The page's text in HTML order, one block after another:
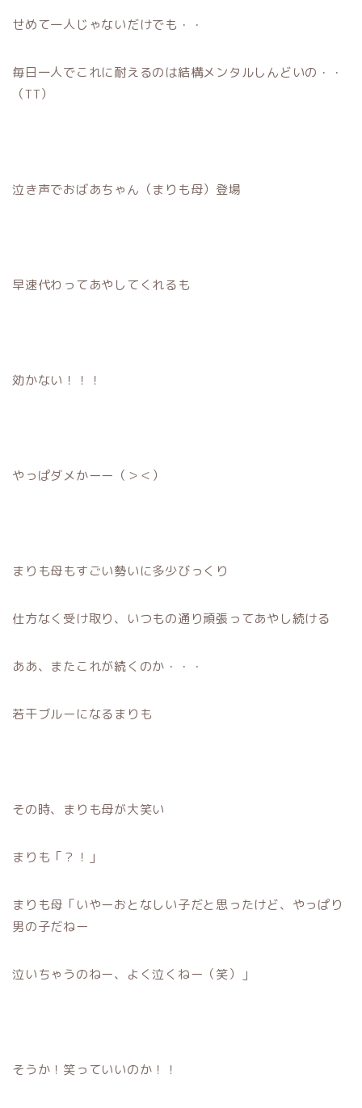
せめて一人じゃないだけでも・・
毎日一人でこれに耐えるのは結構メンタルしんどいの・・
（TT）
泣き声でおばあちゃん（まりも母）登場
早速代わってあやしてくれるも
効かない！！！
やっぱダメかーー（＞＜）
まりも母もすごい勢いに多少びっくり
仕方なく受け取り、いつもの通り頑張ってあやし続ける
ああ、またこれが続くのか・・・
若干ブルーになるまりも
その時、まりも母が大笑い
まりも「？！」
まりも母「いやーおとなしい子だと思ったけど、やっぱり
男の子だねー
泣いちゃうのねー、よく泣くねー（笑）」
そうか！笑っていいのか！！